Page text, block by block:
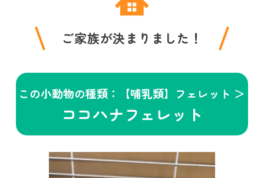
ご家族が決まりました！
この小動物の種類：【哺乳類】フェレット ＞
ココハナフェレット